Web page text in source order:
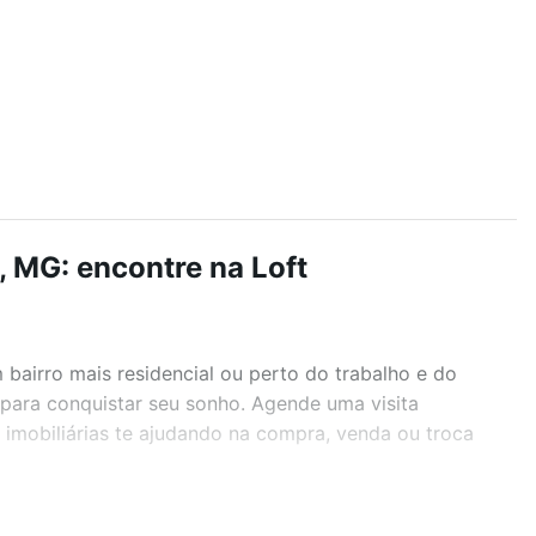
encontre na Loft
mais residencial ou perto do trabalho e do
conquistar seu sonho. Agende uma visita
te ajudando na compra, venda ou troca